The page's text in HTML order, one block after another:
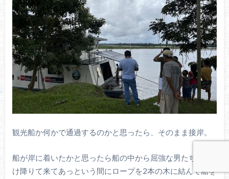
観光船か何かで通過するのかと思ったら、そのまま接岸。
船が岸に着いたかと思ったら船の中から屈強な男たちが駆
け降りて来てあっという間にロープを2本の木に結んで船を